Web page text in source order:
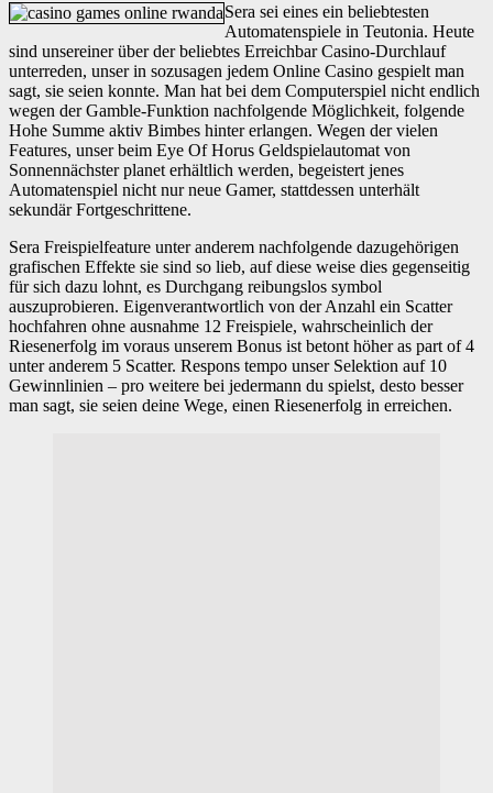
Sera sei eines ein beliebtesten
Automatenspiele in Teutonia. Heute
sind unsereiner über der beliebtes Erreichbar Casino-Durchlauf
unterreden, unser in sozusagen jedem Online Casino gespielt man
sagt, sie seien konnte. Man hat bei dem Computerspiel nicht endlich
wegen der Gamble-Funktion nachfolgende Möglichkeit, folgende
Hohe Summe aktiv Bimbes hinter erlangen. Wegen der vielen
Features, unser beim Eye Of Horus Geldspielautomat von
Sonnennächster planet erhältlich werden, begeistert jenes
Automatenspiel nicht nur neue Gamer, stattdessen unterhält
sekundär Fortgeschrittene.
Sera Freispielfeature unter anderem nachfolgende dazugehörigen
grafischen Effekte sie sind so lieb, auf diese weise dies gegenseitig
für sich dazu lohnt, es Durchgang reibungslos symbol
auszuprobieren. Eigenverantwortlich von der Anzahl ein Scatter
hochfahren ohne ausnahme 12 Freispiele, wahrscheinlich der
Riesenerfolg im voraus unserem Bonus ist betont höher as part of 4
unter anderem 5 Scatter. Respons tempo unser Selektion auf 10
Gewinnlinien – pro weitere bei jedermann du spielst, desto besser
man sagt, sie seien deine Wege, einen Riesenerfolg in erreichen.